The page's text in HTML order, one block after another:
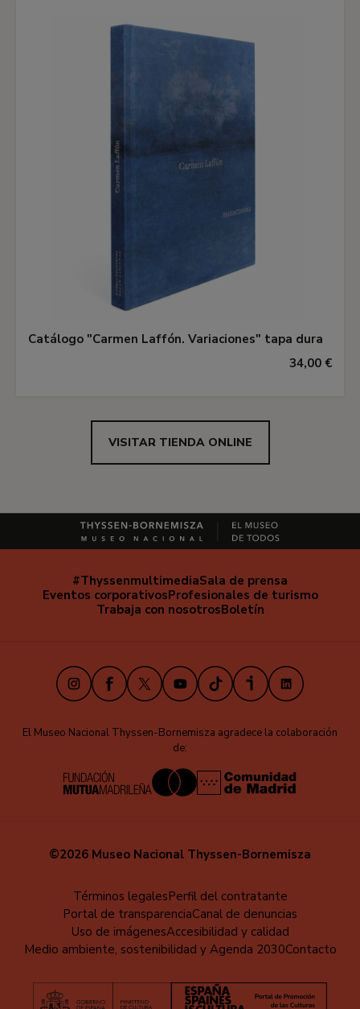
Catálogo "Carmen Laffón. Variaciones" tapa dura
34,00 €
VISITAR TIENDA ONLINE
Navegación
secundaria
#ThyssenmultimediaSala de prensa
Eventos corporativosProfesionales de turismo
Trabaja con nosotrosBoletín
InstagramFacebook
X YoutubeTikTokiVooxLinkedIn
El Museo Nacional Thyssen-Bornemisza agradece la colaboración
de:
©2026 Museo Nacional Thyssen-Bornemisza
pie
Términos legalesPerfil del contratante
Portal de transparenciaCanal de denuncias
Uso de imágenesAccesibilidad y calidad
Medio ambiente, sostenibilidad y Agenda 2030Contacto